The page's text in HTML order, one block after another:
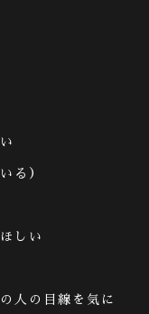
る）
しい
人の目線を気に